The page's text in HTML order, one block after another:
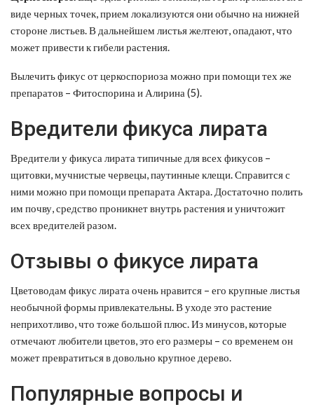
виде черных точек, прием локализуются они обычно на нижней
стороне листьев. В дальнейшем листья желтеют, опадают, что
может привести к гибели растения.
Вылечить фикус от церкоспориоза можно при помощи тех же
препаратов – Фитоспорина и Алирина (5).
Вредители фикуса лирата
Вредители у фикуса лирата типичные для всех фикусов –
щитовки, мучнистые червецы, паутинные клещи. Справится с
ними можно при помощи препарата Актара. Достаточно полить
им почву, средство проникнет внутрь растения и уничтожит
всех вредителей разом.
Отзывы о фикусе лирата
Цветоводам фикус лирата очень нравится – его крупные листья
необычной формы привлекательны. В уходе это растение
неприхотливо, что тоже большой плюс. Из минусов, которые
отмечают любители цветов, это его размеры – со временем он
может превратиться в довольно крупное дерево.
Популярные вопросы и